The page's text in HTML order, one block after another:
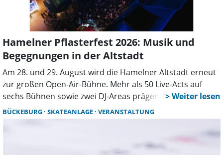
Hamelner Pflasterfest 2026: Musik und
Begegnungen in der Altstadt
Am 28. und 29. August wird die Hamelner Altstadt erneut
zur großen Open-Air-Bühne. Mehr als 50 Live-Acts auf
sechs Bühnen sowie zwei DJ-Areas prägen das
Pflasterfest, das zu den größten Musik- und Stadtfesten
der Region zählt. In den Gassen und auf den Plätzen der
Atmosphäre. Besucherinnen und Besucher bewegen sich
BÜCKEBURG SKATEANLAGE VERANSTALTUNG